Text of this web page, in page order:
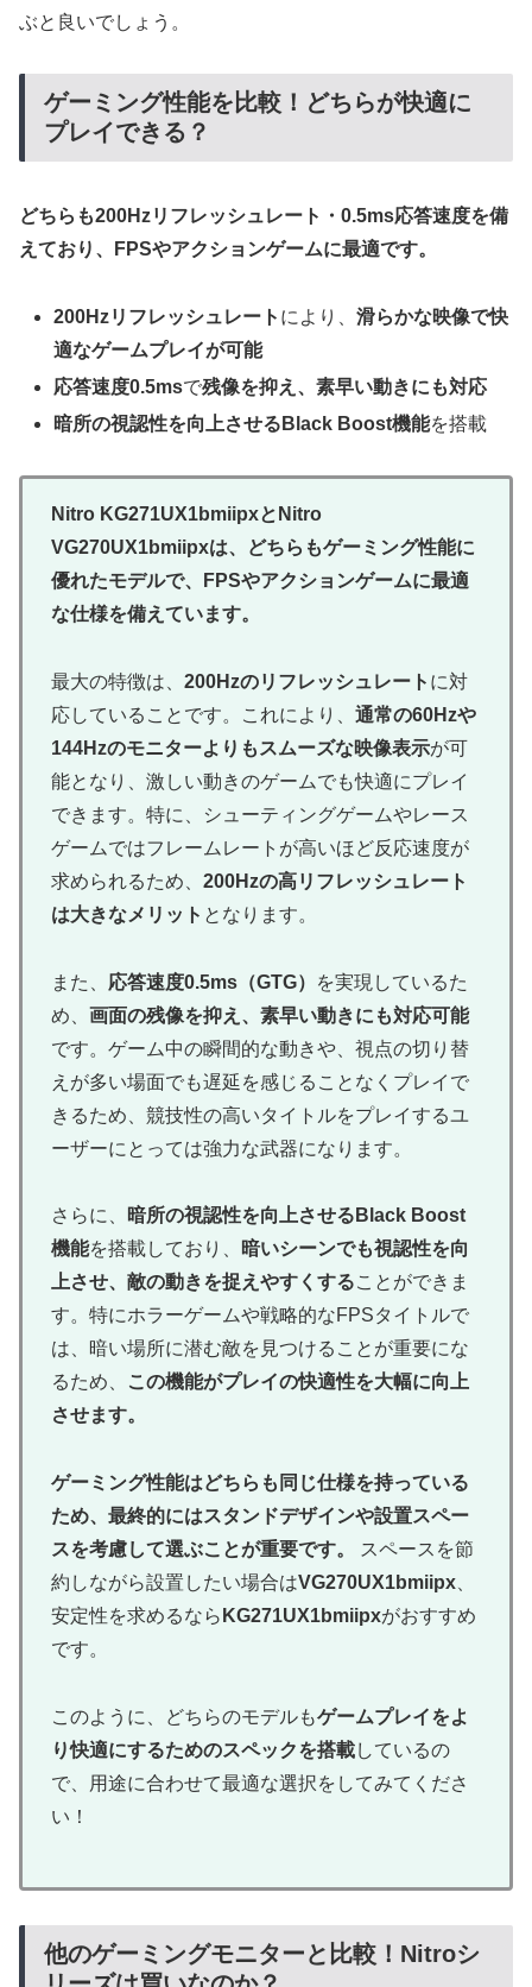
ぶと良いでしょう。
ゲーミング性能を比較！どちらが快適に
プレイできる？
どちらも200Hzリフレッシュレート・0.5ms応答速度を備
えており、FPSやアクションゲームに最適です。
200Hzリフレッシュレート により、滑らかな映像で快
適なゲームプレイが可能
応答速度0.5msで残像を抑え、素早い動きにも対応
暗所の視認性を向上させるBlack Boost機能を搭載
Nitro KG271UX1bmiipxとNitro
VG270UX1bmiipxは、どちらもゲーミング性能に
優れたモデルで、FPSやアクションゲームに最適
な仕様を備えています。
最大の特徴は、 200Hzのリフレッシュレート に対
応していることです。これにより、 通常の60Hzや
144Hzのモニターよりもスムーズな映像表示が可
能となり、激しい動きのゲームでも快適にプレイ
できます。特に、シューティングゲームやレース
ゲームではフレームレートが高いほど反応速度が
求められるため、 200Hzの高リフレッシュレート
は大きなメリット となります。
また、 応答速度0.5ms（GTG）
を実現しているた
め、 画面の残像を抑え、素早い動きにも対応可能
です。ゲーム中の瞬間的な動きや、視点の切り替
えが多い場面でも遅延を感じることなくプレイで
きるため、競技性の高いタイトルをプレイするユ
ーザーにとっては強力な武器になります。
さらに、
暗所の視認性を向上させるBlack Boost
機能を搭載しており、
暗いシーンでも視認性を向
上させ、敵の動きを捉えやすくすることができま
す。特にホラーゲームや戦略的なFPSタイトルで
は、暗い場所に潜む敵を見つけることが重要にな
るため、
この機能がプレイの快適性を大幅に向上
させます。
ゲーミング性能はどちらも同じ仕様を持っている
ため、最終的にはスタンドデザインや設置スペー
スを考慮して選ぶことが重要です。
スペースを節
約しながら設置したい場合はVG270UX1bmiipx
安定性を求めるなら KG271UX1bmiipxがおすすめ
です。
このように、どちらのモデルもゲームプレイをよ
り快適にするためのスペックを搭載しているの
で、用途に合わせて最適な選択をしてみてくださ
い！
他のゲーミングモニターと比較！Nitroシ